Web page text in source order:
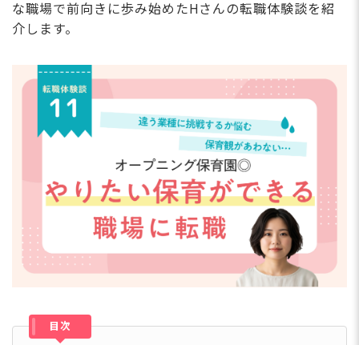
な職場で前向きに歩み始めたHさんの転職体験談を紹
介します。
目次